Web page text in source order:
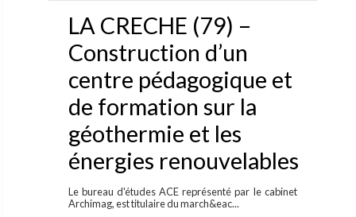
LA CRECHE (79) –
Construction d’un
centre pédagogique et
de formation sur la
géothermie et les
énergies renouvelables
Le bureau d'études ACE représenté par le cabinet
Archimag, est titulaire du march&eac...